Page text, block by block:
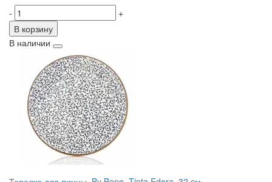
-
+
В корзину
В наличии